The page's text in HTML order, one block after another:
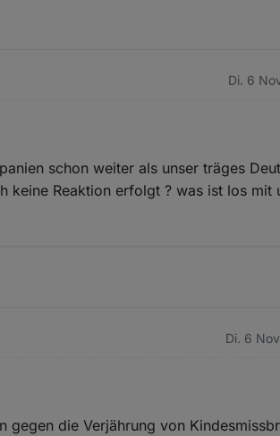
Di. 6
schon weiter als unser träges
keine Reaktion erfolgt ? was ist los mit
Di. 6
gegen die Verjährung von